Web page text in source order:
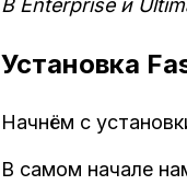
В Enterprise и
Установка
Начнём с
В самом начале